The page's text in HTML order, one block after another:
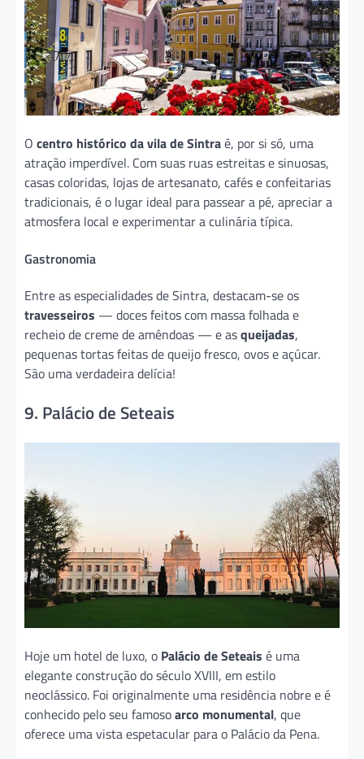
O centro histórico da vila de Sintraé, por si só, uma
atração imperdível. Com suas ruas estreitas e sinuosas,
casas coloridas, lojas de artesanato, cafés e confeitarias
tradicionais, é o lugar ideal para passear a pé, apreciar a
atmosfera local e experimentar a culinária típica.
Gastronomia
Entre as especialidades de Sintra, destacam-se os
travesseiros — doces feitos com massa folhada e
recheio de creme de amêndoas — e asqueijadas,
pequenas tortas feitas de queijo fresco, ovos e açúcar.
São uma verdadeira delícia!
9. Palácio de Seteais
Hoje um hotel de luxo, o Palácio de Seteais é uma
elegante construção do século XVIII, em estilo
neoclássico. Foi originalmente uma residência nobre e é
conhecido pelo seu famosoarco monumental, que
oferece uma vista espetacular para o Palácio da Pena.